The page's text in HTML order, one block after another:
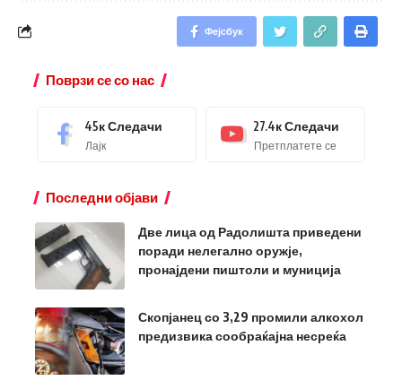
Фејсбук
Поврзи се со нас
45кСледачи
Лајк
27.4кСледачи
Претплатете се
Последни објави
Две лица од Радолишта приведени
поради нелегално оружје,
пронајдени пиштоли и муниција
Скопјанец со 3,29 промили алкохол
предизвика сообраќајна несреќа